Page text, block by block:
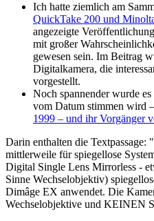
Ich hatte ziemlich am
QuickTake 200 und
angezeigte
mit großer
gewesen sein. Im Beitrag
Digitalkamera, die
vorgestellt.
Noch spannender wurde
vom Datum stimmen wird
1999 – und ihr Vorgänger
Darin enthalten die
mittlerweile für spiegellose
Digital Single Lens Mirrorless -
Sinne Wechselobjektiv)
Dimâge EX anwendet. Die
Wechselobjektive und KEINEN